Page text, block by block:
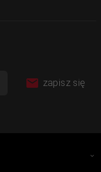
zapisz się